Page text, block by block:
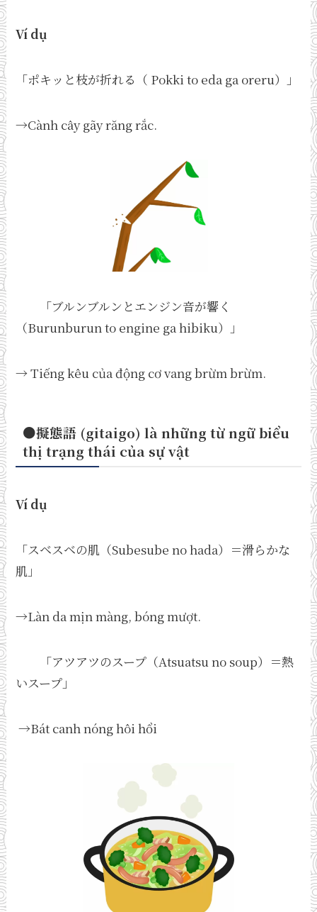
Ví dụ
「ポキッと枝が折れる（ Pokki to eda ga oreru）」
→Cành cây gãy răng rắc.
「ブルンブルンとエンジン音が響く
（Burunburun to engine ga hibiku）」
→ Tiếng kêu của động cơ vang brừm brừm.
●擬態語 (gitaigo) là những từ ngữ biểu
thị trạng thái của sự vật
Ví dụ
「スベスベの肌（Subesube no hada）＝滑らかな
肌」
→Làn da mịn màng, bóng mượt.
「アツアツのスープ（Atsuatsu no soup）＝熱
いスープ」
→Bát canh nóng hôi hổi